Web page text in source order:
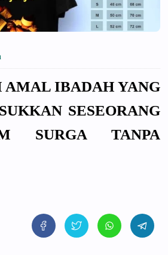
AMAL IBADAH YANG
SESEORANG
SURGA TANPA